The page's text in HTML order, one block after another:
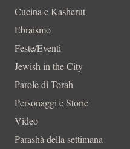
Cucina e Kasherut
Ebraismo
Feste/Eventi
Jewish in the City
Parole di Torah
Personaggi e Storie
Video
Parashà della settimana